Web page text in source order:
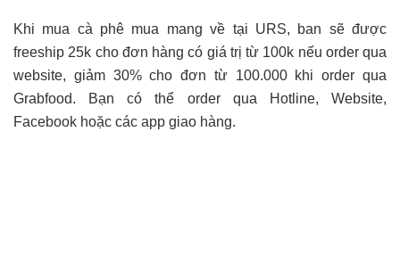
Khi mua cà phê mua mang về tại URS, ban sẽ được
freeship 25k cho đơn hàng có giá trị từ 100k nếu order qua
website, giảm 30% cho đơn từ 100.000 khi order qua
Grabfood. Bạn có thể order qua Hotline, Website,
Facebook hoặc các app giao hàng.